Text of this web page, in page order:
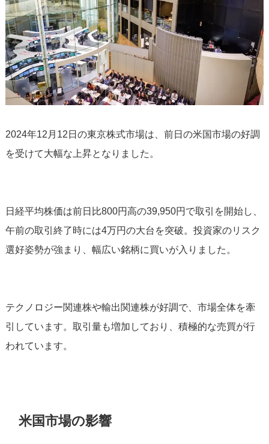
2024年12月12日の東京株式市場は、前日の米国市場の好調
を受けて大幅な上昇となりました。
日経平均株価は前日比800円高の39,950円で取引を開始し、
午前の取引終了時には4万円の大台を突破。投資家のリスク
選好姿勢が強まり、幅広い銘柄に買いが入りました。
テクノロジー関連株や輸出関連株が好調で、市場全体を牽
引しています。取引量も増加しており、積極的な売買が行
われています。
米国市場の影響